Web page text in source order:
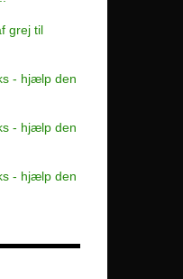
grej til
- hjælp den
- hjælp den
- hjælp den